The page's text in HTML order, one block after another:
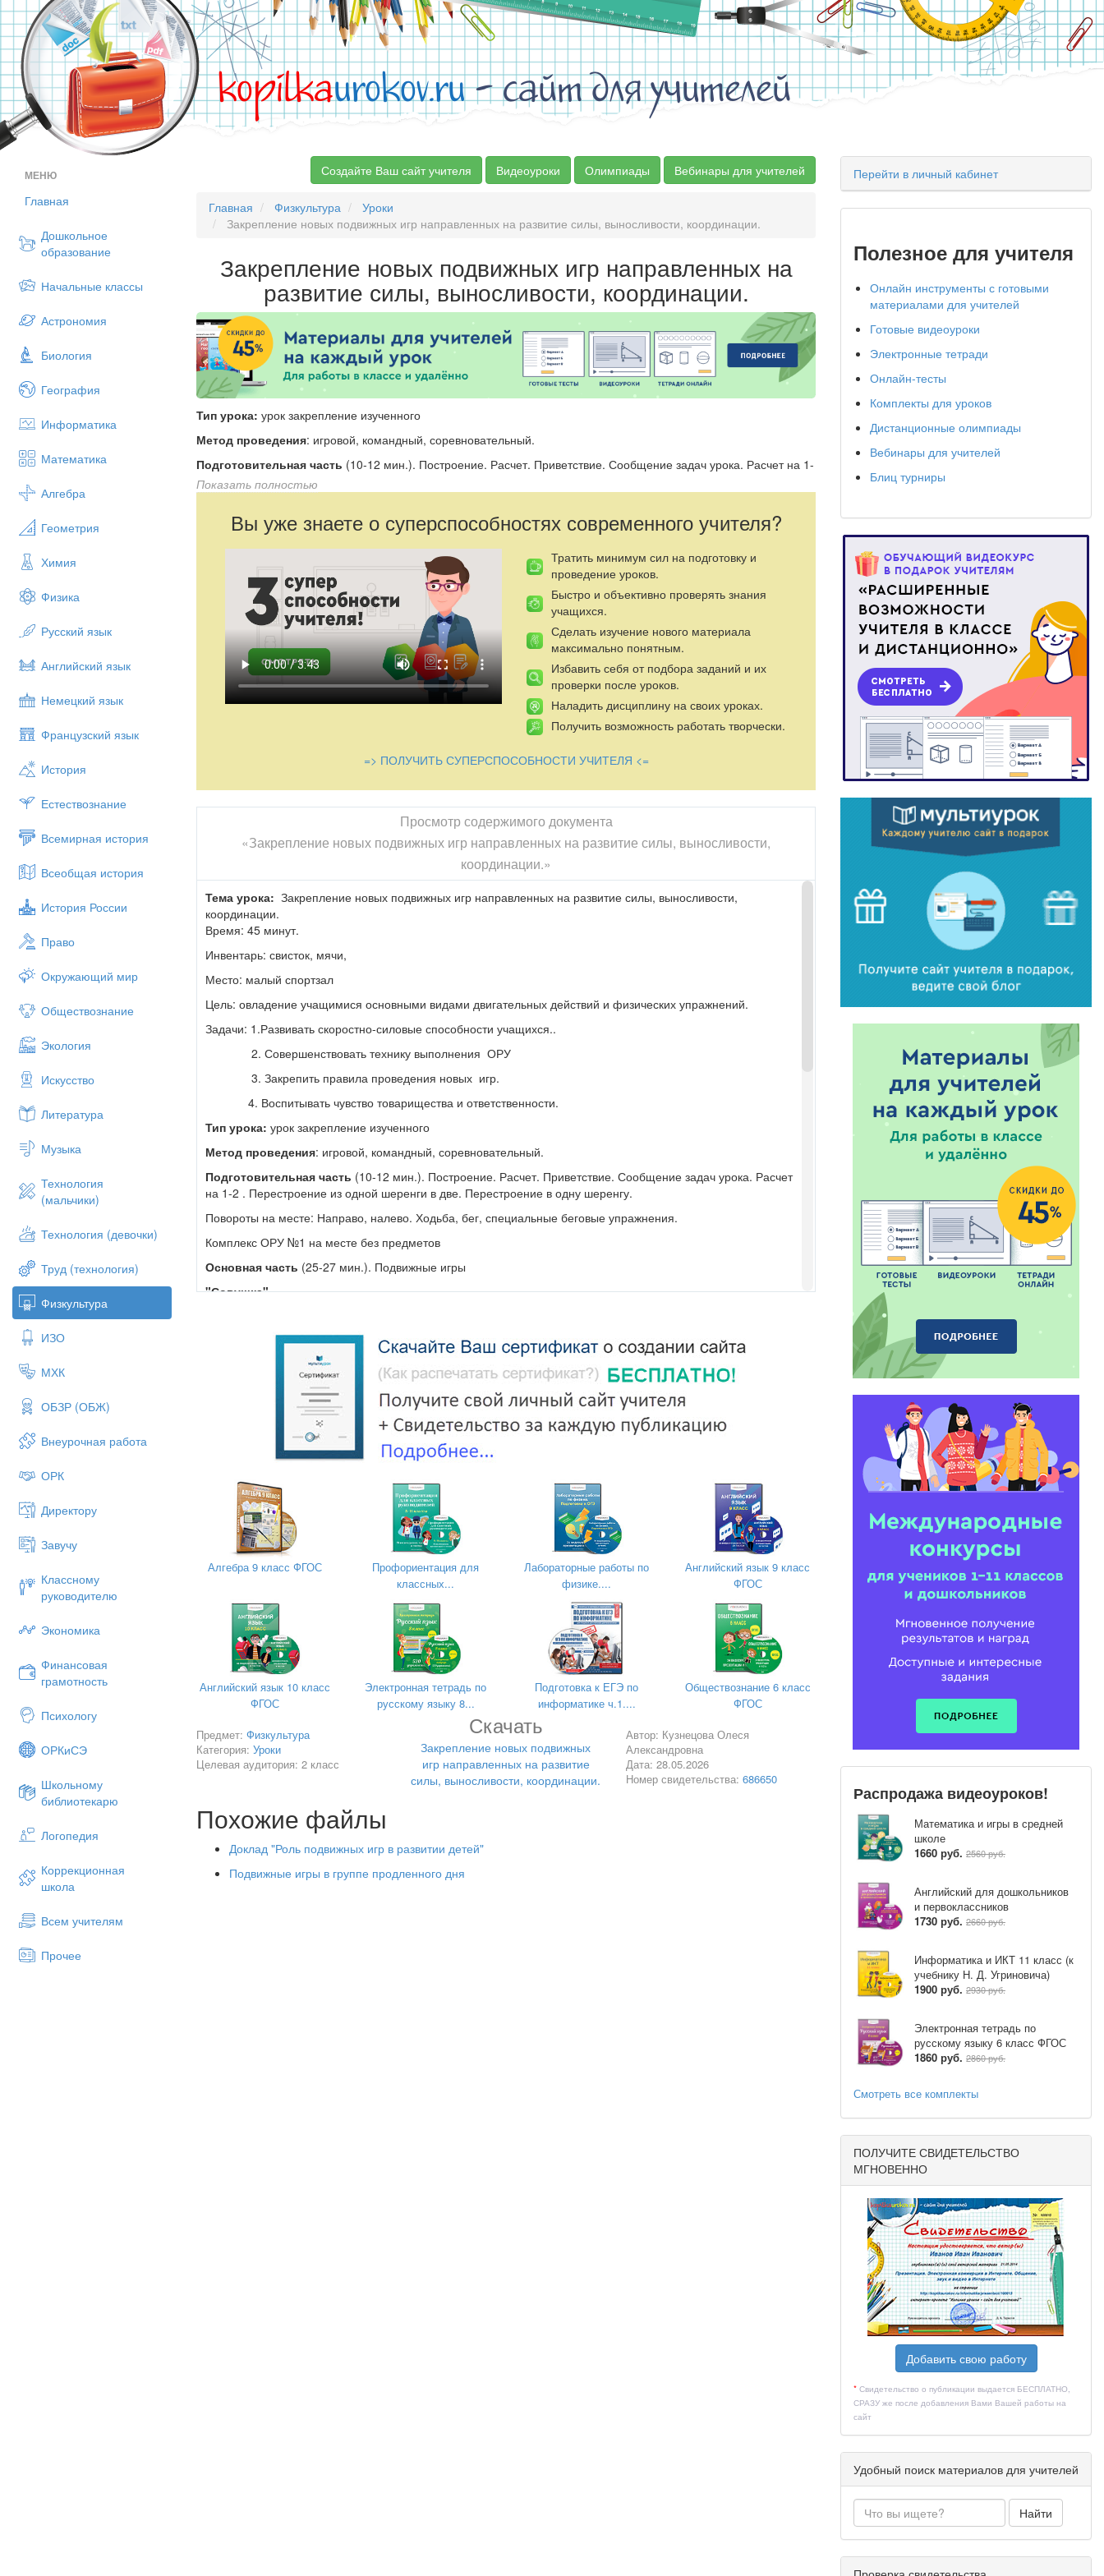
kopilkaurokov.ru- сайт для учителей
МЕНЮ
Главная
Дошкольное
образование
Начальные классы
Астрономия
Биология
География
Информатика
Математика
Алгебра
Геометрия
Химия
Физика
Русский язык
Английский язык
Немецкий язык
Французский язык
История
Естествознание
Всемирная история
Всеобщая история
История России
Право
Окружающий мир
Обществознание
Экология
Искусство
Литература
Музыка
Технология
(мальчики)
Технология (девочки)
Труд (технология)
Физкультура
ИЗО
МХК
ОБЗР (ОБЖ)
Внеурочная работа
ОРК
Директору
Завучу
Классному
руководителю
Экономика
Финансовая
грамотность
Психологу
ОРКиСЭ
Школьному
библиотекарю
Логопедия
Коррекционная
школа
Всем учителям
Прочее
Создайте Ваш сайт учителя Видеоуроки Олимпиады Вебинары для учителей
Главная Физкультура
Уроки
Закрепление новых подвижных игр направленных на развитие силы, выносливости, координации.
Закрепление новых подвижных игр направленных на
развитие силы, выносливости, координации.
Тип урока: урок закрепление изученного
Метод проведения: игровой, командный, соревновательный.
Подготовительная часть (10-12 мин.). Построение. Расчет. Приветствие. Сообщение задач урока. Расчет на 1-
2. Перестроение из одной шеренги в две. Перестроение в одну шеренгу.
Комплекс ОРУ №1 на месте без предметов
Показать полностью
Вы уже знаете о суперспособностях современного учителя?
Тратить минимум сил на подготовку и
проведение уроков.
Быстро и объективно проверять знания
учащихся.
Сделать изучение нового материала
максимально понятным.
Избавить себя от подбора заданий и их
проверки после уроков.
Наладить дисциплину на своих уроках.
Получить возможность работать творчески.
=> ПОЛУЧИТЬ СУПЕРСПОСОБНОСТИ УЧИТЕЛЯ <=
Просмотр содержимого документа
«Закрепление новых подвижных игр направленных на развитие силы, выносливости,
координации.»
Тема урока: Закрепление новых подвижных игр направленных на развитие силы, выносливости,
координации.
Время: 45 минут.
Инвентарь: свисток, мячи,
Место: малый спортзал
Цель: овладение учащимися основными видами двигательных действий и физических упражнений.
Задачи: 1.Развивать скоростно-силовые способности учащихся..
2. Совершенствовать технику выполнения ОРУ
3. Закрепить правила проведения новых игр.
4. Воспитывать чувство товарищества и ответственности.
Тип урока: урок закрепление изученного
Метод проведения: игровой, командный, соревновательный.
Подготовительная часть (10-12 мин.). Построение. Расчет. Приветствие. Сообщение задач урока. Расчет
на 1-2 . Перестроение из одной шеренги в две. Перестроение в одну шеренгу.
Повороты на месте: Направо, налево. Ходьба, бег, специальные беговые упражнения.
Комплекс ОРУ №1 на месте без предметов
Основная часть (25-27 мин.). Подвижные игры
"Совушка"
очерчено, отгорожено гимнастической скамейкой. Играющие на площадке располагаются произвольно.
"Совушка" в гнезде.
Содержание игры.По сигналу ведущего: "День наступает, всё оживает!" - дети начинают бегать, прыгать,
подражая полёту бабочек, птичек, жуков, изображая лягушат, мышек, котят. По второму сигналу: "Ночь
наступает, всё замирает - сова вылетает!" - играющие останавливаются, замирают в позе, в которой их
застал сигнал. "Совушка" выходи на охоту. Заметив шевельнувшегося игрока, она берёт его за руку и уводит
в своё гнездо. За один выход она может добыть двух или даже трёх играющих.
Затем "совушка" опять возвращается в своё гнездо и дети вновь начинают свободно резвиться на площадке.
Побеждают игроки, которые не были пойманы ни разу. Также можно отметить лучшего водящего -
поймавшего большее количество игроков.
Правила игры:1. "Совушке" запрещается подолгу наблюдать за одним и тем же игроком, а пойманному -
вырываться. 2. После двух-трёх выходов "совушки" на охоту её сменяют новые водящие из числа тех,
которые ей ни разу не попались.
Заключительная часть
(3-5 мин). По­строение в одну шеренгу.
Игра "Память движений"
- на внимание, на двигательную память.
Ведущий говорит: 1 - это руки вверх, 2 - это руки вперед, 3 - это руки на голову, 4 - руки на поясницу.
Ведущий говорит любую цифру, ребята должны показать движение соответствующее этой цифре. Если не
верно - шаг вперед. Подводится итог.
Подведение итогов урока
. Задание на дом изучить правила новых игр. Приседания -15 раз
Алгебра 9 класс ФГОС
Профориентация для
классных...
Лабораторные работы по
физике....
Английский язык 9 класс
ФГОС
Английский язык 10 класс
ФГОС
Электронная тетрадь по
русскому языку 8...
Подготовка к ЕГЭ по
информатике ч.1....
Обществознание 6 класс
ФГОС
Предмет: Физкультура
Категория: Уроки
Целевая аудитория: 2 класс
Скачать
Закрепление новых подвижных
игр направленных на развитие
силы, выносливости, координации.
Автор: Кузнецова Олеся
Александровна
Дата: 28.05.2026
Номер свидетельства: 686650
Похожие файлы
Доклад "Роль подвижных игр в развитии детей"
Подвижные игры в группе продленного дня
Перейти в личный кабинет
Полезное для учителя
Онлайн инструменты с готовыми
материалами для учителей
Готовые видеоуроки
Электронные тетради
Онлайн-тесты
Комплекты для уроков
Дистанционные олимпиады
Вебинары для учителей
Блиц турниры
Распродажа видеоуроков!
Математика и игры в средней
школе
1660 руб. 2560 руб.
Английский для дошкольников
и первоклассников
1730 руб. 2660 руб.
Информатика и ИКТ 11 класс (к
учебнику Н. Д. Угриновича)
1900 руб. 2930 руб.
Электронная тетрадь по
русскому языку 6 класс ФГОС
1860 руб. 2860 руб.
Смотреть все комплекты
ПОЛУЧИТЕ СВИДЕТЕЛЬСТВО
МГНОВЕННО
Добавить свою работу
* Свидетельство о публикации выдается БЕСПЛАТНО,
СРАЗУ же после добавления Вами Вашей работы на
сайт
Удобный поиск материалов для учителей
Найти